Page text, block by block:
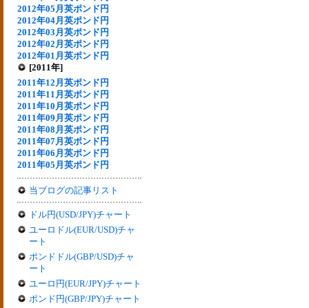
2012年05月英ポンド円
2012年04月英ポンド円
2012年03月英ポンド円
2012年02月英ポンド円
2012年01月英ポンド円
[2011年]
2011年12月英ポンド円
2011年11月英ポンド円
2011年10月英ポンド円
2011年09月英ポンド円
2011年08月英ポンド円
2011年07月英ポンド円
2011年06月英ポンド円
2011年05月英ポンド円
当ブログの記事リスト
ドル円(USD/JPY)チャート
ユーロドル(EUR/USD)チャ
ート
ポンドドル(GBP/USD)チャ
ート
ユーロ円(EUR/JPY)チャート
ポンド円(GBP/JPY)チャート